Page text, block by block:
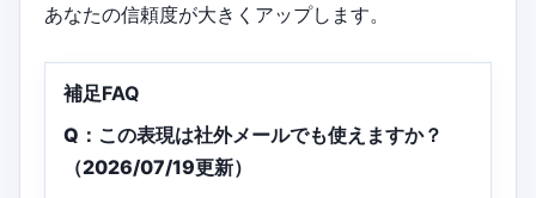
あなたの信頼度が大きくアップします。
補足FAQ
Q：この表現は社外メールでも使えますか？
（2026/07/19更新）